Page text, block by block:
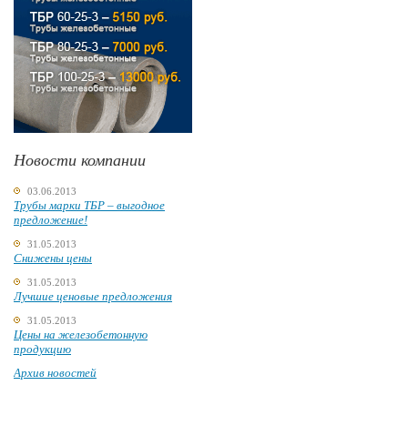
Новости компании
03.06.2013
Трубы марки ТБР – выгодное
предложение!
31.05.2013
Снижены цены
31.05.2013
Лучшие ценовые предложения
31.05.2013
Цены на железобетонную
продукцию
Архив новостей